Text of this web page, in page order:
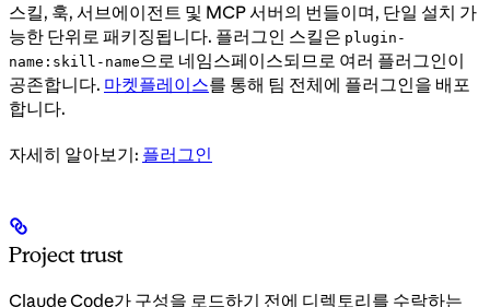
스킬, 훅, 서브에이전트 및 MCP 서버의 번들이며, 단일 설치 가
능한 단위로 패키징됩니다. 플러그인 스킬은 plugin-
name:skill-name으로 네임스페이스되므로 여러 플러그인이
공존합니다. 마켓플레이스를 통해 팀 전체에 플러그인을 배포
합니다.
자세히 알아보기: 플러그인
Project trust
Claude Code가 구성을 로드하기 전에 디렉토리를 수락하는